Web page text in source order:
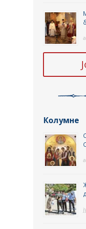
Колумне